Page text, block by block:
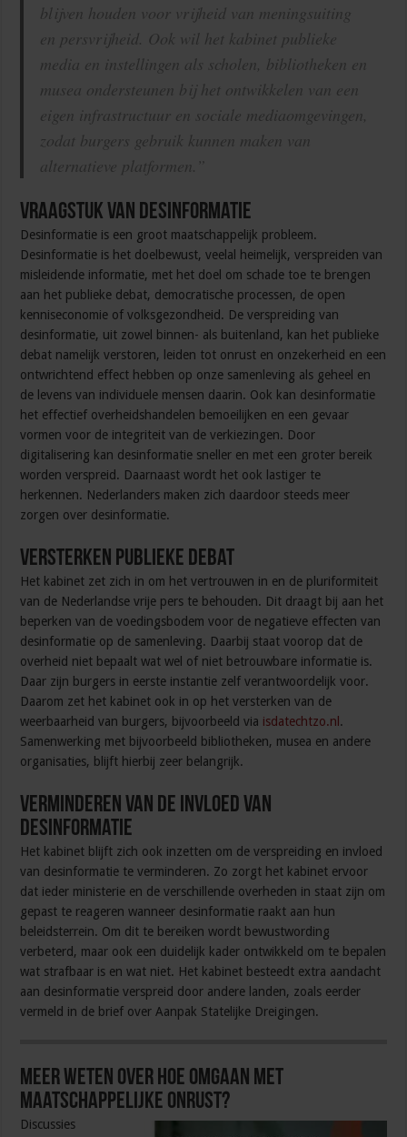
blijven houden voor vrijheid van meningsuiting
en persvrijheid. Ook wil het kabinet publieke
media en instellingen als scholen, bibliotheken en
musea ondersteunen bij het ontwikkelen van een
eigen infrastructuur en sociale mediaomgevingen,
zodat burgers gebruik kunnen maken van
alternatieve platformen.”
Vraagstuk van desinformatie
Desinformatie is een groot maatschappelijk probleem.
Desinformatie is het doelbewust, veelal heimelijk, verspreiden van
misleidende informatie, met het doel om schade toe te brengen
aan het publieke debat, democratische processen, de open
kenniseconomie of volksgezondheid. De verspreiding van
desinformatie, uit zowel binnen- als buitenland, kan het publieke
debat namelijk verstoren, leiden tot onrust en onzekerheid en een
ontwrichtend effect hebben op onze samenleving als geheel en
de levens van individuele mensen daarin. Ook kan desinformatie
het effectief overheidshandelen bemoeilijken en een gevaar
vormen voor de integriteit van de verkiezingen. Door
digitalisering kan desinformatie sneller en met een groter bereik
worden verspreid. Daarnaast wordt het ook lastiger te
herkennen. Nederlanders maken zich daardoor steeds meer
zorgen over desinformatie.
Versterken publieke debat
Het kabinet zet zich in om het vertrouwen in en de pluriformiteit
van de Nederlandse vrije pers te behouden. Dit draagt bij aan het
beperken van de voedingsbodem voor de negatieve effecten van
desinformatie op de samenleving. Daarbij staat voorop dat de
overheid niet bepaalt wat wel of niet betrouwbare informatie is.
Daar zijn burgers in eerste instantie zelf verantwoordelijk voor.
Daarom zet het kabinet ook in op het versterken van de
weerbaarheid van burgers, bijvoorbeeld via isdatechtzo.nl .
Samenwerking met bijvoorbeeld bibliotheken, musea en andere
organisaties, blijft hierbij zeer belangrijk.
Verminderen van de invloed van
desinformatie
Het kabinet blijft zich ook inzetten om de verspreiding en invloed
van desinformatie te verminderen. Zo zorgt het kabinet ervoor
dat ieder ministerie en de verschillende overheden in staat zijn om
gepast te reageren wanneer desinformatie raakt aan hun
beleidsterrein. Om dit te bereiken wordt bewustwording
verbeterd, maar ook een duidelijk kader ontwikkeld om te bepalen
wat strafbaar is en wat niet. Het kabinet besteedt extra aandacht
aan desinformatie verspreid door andere landen, zoals eerder
vermeld in de brief over Aanpak Statelijke Dreigingen.
Meer weten over hoe omgaan met
maatschappelijke onrust?
Discussies